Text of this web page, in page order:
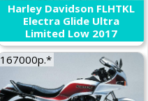
Harley Davidson FLHTKL
Electra Glide Ultra
Limited Low 2017
167000р.*